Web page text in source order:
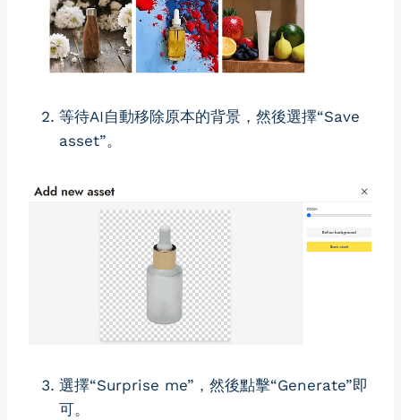
等待AI自動移除原本的背景，然後選擇“Save
asset”。
選擇“Surprise me”，然後點擊“Generate”即
可。